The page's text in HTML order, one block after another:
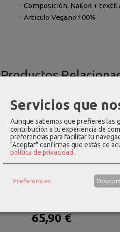
Composición: Nailon + textil
Articulo Vegano 100%
Productos
65,90 €
Servicios que
Aunque sabemos que prefieres las
contribución a tu experiencia de
preferencias para facilitar tu
"Aceptar" confirmas que estás de
política de privacidad.
Preferencias